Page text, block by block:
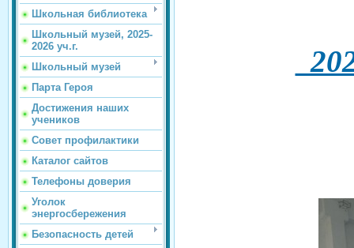
Школьная библиотека
Школьный музей, 2025-
2026 уч.г.
Школьный музей
Парта Героя
Достижения наших
учеников
Совет профилактики
Каталог сайтов
Телефоны доверия
Уголок
энергосбережения
Безопасность детей